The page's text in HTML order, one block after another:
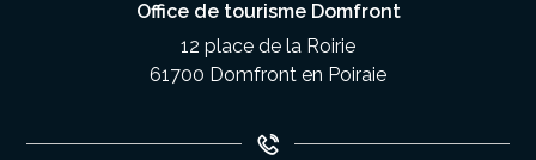
Office de tourisme Domfront
12 place de la Roirie
61700 Domfront en Poiraie